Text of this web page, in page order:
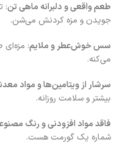
طعم واقعی و دلبرانه ماهی تن:
جویدن و مزه کردنش می‌شن.
سس خوش‌عطر و ملایم: مزه‌ای
می‌کنه.
سرشار از ویتامین‌ها و مواد
بیشتر و سلامت روزانه.
فاقد مواد افزودنی و رنگ
شماره یک گورمت هست.